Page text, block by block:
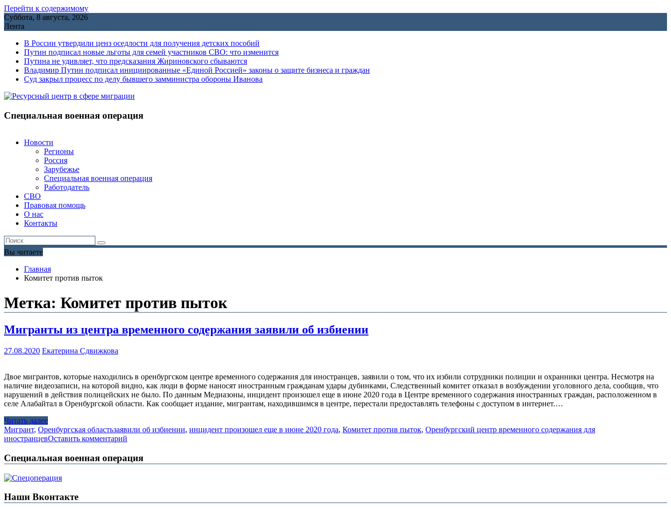
Перейти к содержимому
Суббота, 8 августа, 2026
Лента
В России утвердили ценз оседлости для получения детских пособий
Путин подписал новые льготы для семей участников СВО: что изменится
Путина не удивляет, что предсказания Жириновского сбываются
Владимир Путин подписал инициированные «Единой Россией» законы о защите бизнеса и граждан
Cуд закрыл процесс по делу бывшего замминистра обороны Иванова
Специальная военная операция
Новости
Регионы
Россия
Зарубежье
Специальная военная операция
Работодатель
СВО
Правовая помощь
О нас
Контакты
Вы читаете
Главная
Комитет против пыток
Метка: Комитет против пыток
Мигранты из центра временного содержания заявили об избиении
27.08.2020 Екатерина Сдвижкова
Двое мигрантов, которые находились в оренбургском центре временного содержания для иностранцев, заявили о том, что их избили сотрудники полиции и охранники центра. Несмотря на
наличие видеозаписи, на которой видно, как люди в форме наносят иностранным гражданам удары дубинками, Следственный комитет отказал в возбуждении уголовного дела, сообщив, что
нарушений в действия полицейских не было. По данным Медиазоны, инцидент произошел еще в июне 2020 года в Центре временного содержания иностранных граждан, расположенном в
селе Алабайтал в Оренбургской области. Как сообщает издание, мигрантам, находившимся в центре, перестали предоставлять телефоны с доступом в интернет.…
Читать далее
Мигрант, Оренбургская областьзаявили об избиении, инцидент произошел еще в июне 2020 года, Комитет против пыток, Оренбургский центр временного содержания для
иностранцевОставить комментарий
Специальная военная операция
Наши Вконтакте